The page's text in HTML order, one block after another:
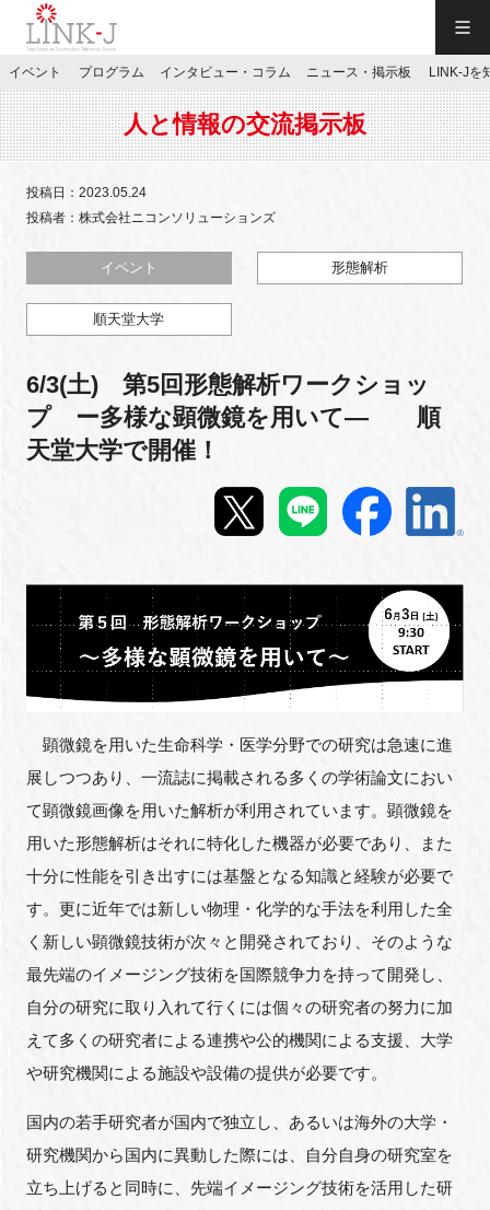
JP／EN
特別会員専用メニュー
施設ご予約
お問い合わせ
マイページ
イベント
プログラム
インタビュー・コラム
LINK-Jを知る
特別会員
施設・アクセス
FAQ
イベントお知らせメール登録
イベント プログラム インタビュー・コラム ニュース・掲示板 LINK-Jを
人と情報の交流掲示板
投稿日：2023.05.24
投稿者：株式会社ニコンソリューションズ
イベント 形態解析
順天堂大学
6/3(土) 第5回形態解析ワークショッ
プ ー多様な顕微鏡を用いて― 順
天堂大学で開催！
顕微鏡を用いた生命科学・医学分野での研究は急速に進
展しつつあり、一流誌に掲載される多くの学術論文におい
て顕微鏡画像を用いた解析が利用されています。顕微鏡を
用いた形態解析はそれに特化した機器が必要であり、また
十分に性能を引き出すには基盤となる知識と経験が必要で
す。更に近年では新しい物理・化学的な手法を利用した全
く新しい顕微鏡技術が次々と開発されており、そのような
最先端のイメージング技術を国際競争力を持って開発し、
自分の研究に取り入れて行くには個々の研究者の努力に加
えて多くの研究者による連携や公的機関による支援、大学
や研究機関による施設や設備の提供が必要です。
国内の若手研究者が国内で独立し、あるいは海外の大学・
研究機関から国内に異動した際には、自分自身の研究室を
立ち上げると同時に、先端イメージング技術を活用した研